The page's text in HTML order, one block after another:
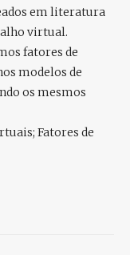
em literatura
virtual.
fatores de
modelos de
os mesmos
Fatores de